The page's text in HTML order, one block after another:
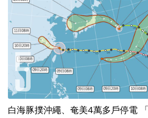
白海豚撲沖繩、奄美4萬多戶停電